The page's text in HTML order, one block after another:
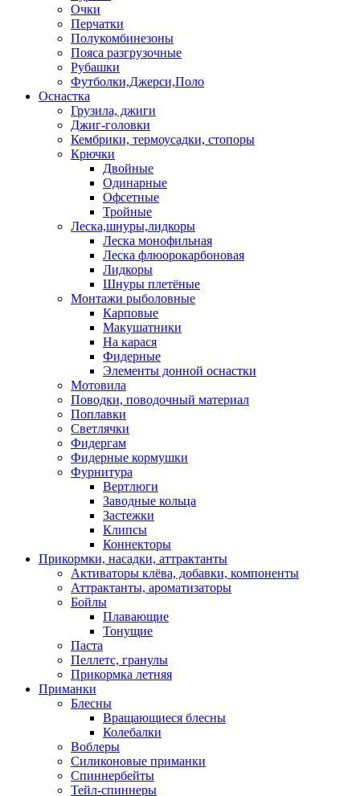
Очки
Перчатки
Полукомбинезоны
Пояса разгрузочные
Рубашки
Футболки,Джерси,Поло
Оснастка
Грузила, джиги
Джиг-головки
Кембрики, термоусадки, стопоры
Крючки
Двойные
Одинарные
Офсетные
Тройные
Леска,шнуры,лидкоры
Леска монофильная
Леска флюорокарбоновая
Лидкоры
Шнуры плетёные
Монтажи рыболовные
Карповые
Макушатники
На карася
Фидерные
Элементы донной оснастки
Мотовила
Поводки, поводочный материал
Поплавки
Светлячки
Фидергам
Фидерные кормушки
Фурнитура
Вертлюги
Заводные кольца
Застежки
Клипсы
Коннекторы
Прикормки, насадки, аттрактанты
Активаторы клёва, добавки, компоненты
Аттрактанты, ароматизаторы
Бойлы
Плавающие
Тонущие
Паста
Пеллетс, гранулы
Прикормка летняя
Приманки
Блесны
Вращающиеся блесны
Колебалки
Воблеры
Силиконовые приманки
Спиннербейты
Тейл-спиннеры